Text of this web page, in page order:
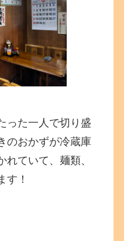
った一人で切り盛
のおかずが冷蔵庫
ていて、麺類、
す！